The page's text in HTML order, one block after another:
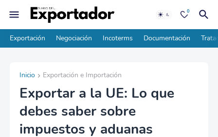
0
Exportación Negociación Incoterms Documentación
Inicio Exportación e Importación
Exportar a la UE: Lo que
debes saber sobre
impuestos y aduanas